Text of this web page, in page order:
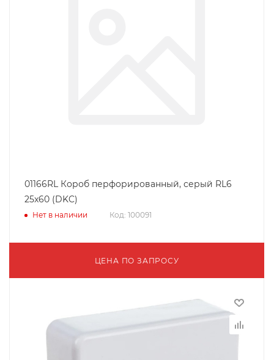
01166RL Короб перфорированный, серый RL6
25x60 (DKC)
Нет в наличии Код: 100091
ЦЕНА ПО ЗАПРОСУ